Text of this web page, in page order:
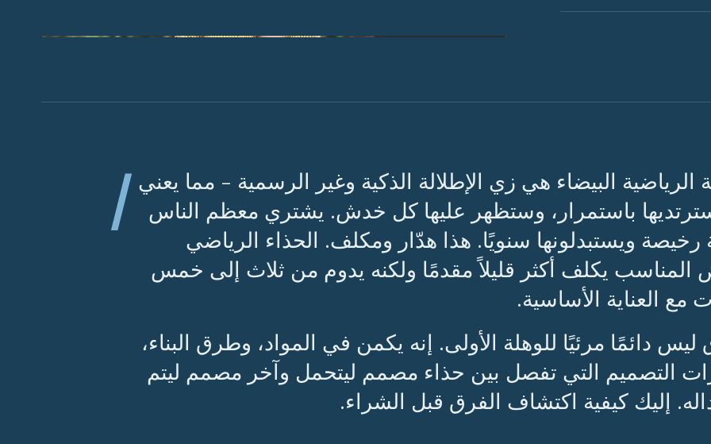
ا الرياضية البيضاء هي زي الإطلالة الذكية وغير الرسمية - مما يعني
باستمرار، وستظهر عليها كل خدش. يشتري معظم الناس
رخيصة ويستبدلونها سنويًا. هذا هدّار ومكلف. الحذاء الرياضي
المناسب يكلف أكثر قليلاً مقدمًا ولكنه يدوم من ثلاث إلى خمس
مع العناية الأساسية.
ليس دائمًا مرئيًا للوهلة الأولى. إنه يكمن في المواد، وطرق البناء،
التصميم التي تفصل بين حذاء مصمم ليتحمل وآخر مصمم ليتم
إليك كيفية اكتشاف الفرق قبل الشراء.